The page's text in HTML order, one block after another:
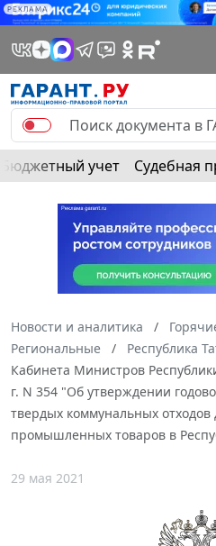
РЕКЛАМА
Бюджетный учет Судебная
Новости и аналитика
Региональные
Республика
Кабинета Министров
г. N 354 "Об утверждении
твердых коммунальных отходов
промышленных товаров в
29 мая 2021